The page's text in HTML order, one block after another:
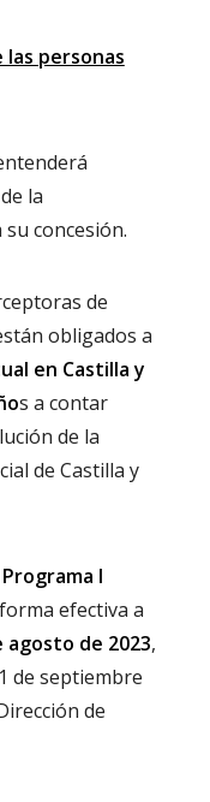
las personas
la
concesión.
de
obligados a
en Castilla y
s a contar
de la
de Castilla y
Programa I
efectiva a
agosto de 2023,
de septiembre
de